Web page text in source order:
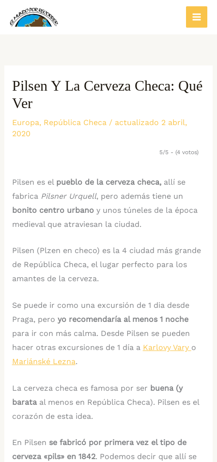
Pilsen Y La Cerveza Checa: Qué
Ver
Europa, República Checa/ actualizado 2 abril,
2020
5/5 - (4 votos)
Pilsen es el pueblo de la cerveza checa, allí se
fabrica Pilsner Urquell, pero además tiene un
bonito centro urbanoy unos túneles de la época
medieval que atraviesan la ciudad.
Pilsen (Plzen en checo) es la 4 ciudad más grande
de República Checa, el lugar perfecto para los
amantes de la cerveza.
Se puede ir como una excursión de 1 dia desde
Praga, pero yo recomendaría al menos 1 noche
para ir con más calma. Desde Pilsen se pueden
hacer otras excursiones de 1 día a Karlovy Vary o
Mariánské Lezna.
La cerveza checa es famosa por ser buena (y
barataal menos en República Checa). Pilsen es el
corazón de esta idea.
En Pilsen se fabricó por primera vez el tipo de
cerveza «pils» en 1842. Podemos decir que allí se